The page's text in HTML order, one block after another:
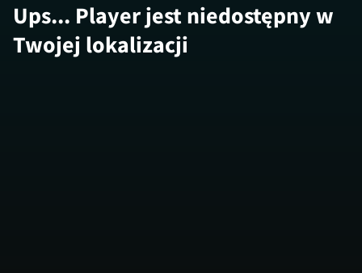
Ups... Player jest niedostępny w
Twojej lokalizacji